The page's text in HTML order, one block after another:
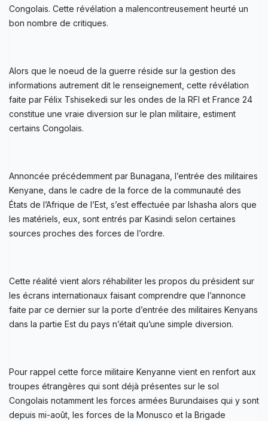
Congolais. Cette révélation a malencontreusement heurté un
bon nombre de critiques.
Alors que le noeud de la guerre réside sur la gestion des
informations autrement dit le renseignement, cette révélation
faite par Félix Tshisekedi sur les ondes de la RFI et France 24
constitue une vraie diversion sur le plan militaire, estiment
certains Congolais.
Annoncée précédemment par Bunagana, l’entrée des militaires
Kenyane, dans le cadre de la force de la communauté des
États de l’Afrique de l’Est, s’est effectuée par Ishasha alors que
les matériels, eux, sont entrés par Kasindi selon certaines
sources proches des forces de l’ordre.
Cette réalité vient alors réhabiliter les propos du président sur
les écrans internationaux faisant comprendre que l’annonce
faite par ce dernier sur la porte d’entrée des militaires Kenyans
dans la partie Est du pays n’était qu’une simple diversion.
Pour rappel cette force militaire Kenyanne vient en renfort aux
troupes étrangères qui sont déjà présentes sur le sol
Congolais notamment les forces armées Burundaises qui y sont
depuis mi-août, les forces de la Monusco et la Brigade